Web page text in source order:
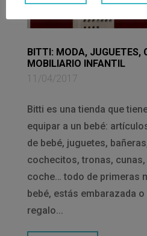
BITTI: MODA, JUGUETES,
MOBILIARIO INFANTIL
11/04/2017
Bitti es una tienda que
equipar a un bebé:
de bebé, juguetes,
cochecitos, tronas, cunas,
coche… todo de primeras
bebé, estás embarazada
regalo...